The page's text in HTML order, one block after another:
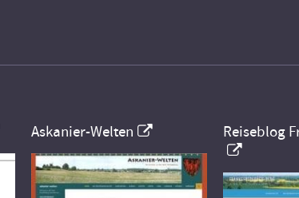
Askanier-Welten Reiseblog